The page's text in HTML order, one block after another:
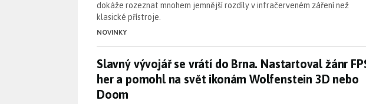
dokáže rozeznat mnohem jemnější rozdíly v infračerveném záření než
klasické přístroje.
NOVINKY
Slavný vývojář se vrátí do Brna. Nastartoval žánr
Slavný vývojář se vrátí do Brna. Nastartoval žánr
her a pomohl na svět ikonám Wolfenstein 3D nebo
Doom